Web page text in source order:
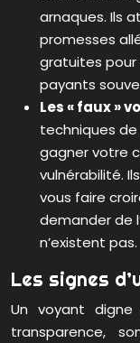
arnaques. Ils
promesses
gratuites pour
payants
Les « faux »
techniques
gagner votre
vulnérabilité.
vous faire
demander de
n’existent pas.
Les signes
Un voyant
transparence,